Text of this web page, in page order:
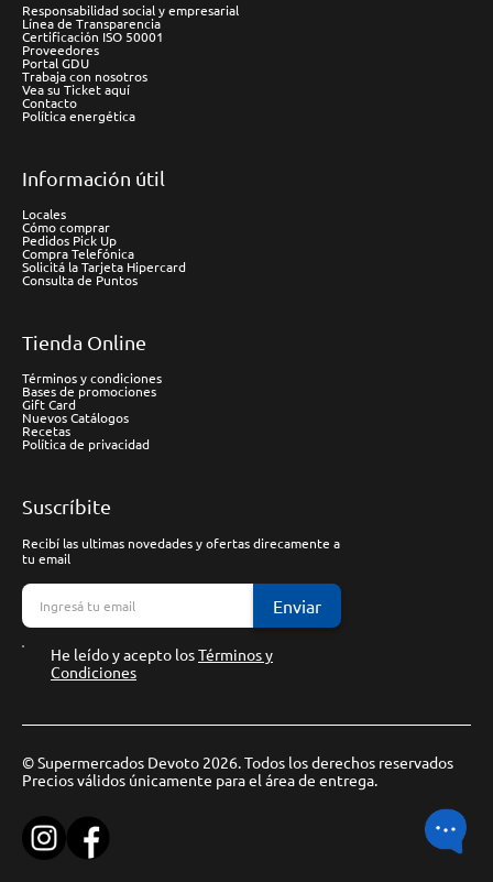
Responsabilidad social y empresarial
Línea de Transparencia
Certificación ISO 50001
Proveedores
Portal GDU
Trabaja con nosotros
Vea su Ticket aquí
Contacto
Política energética
Información útil
Locales
Cómo comprar
Pedidos Pick Up
Compra Telefónica
Solicitá la Tarjeta Hipercard
Consulta de Puntos
Tienda Online
Términos y condiciones
Bases de promociones
Gift Card
Nuevos Catálogos
Recetas
Política de privacidad
Suscríbite
Recibí las ultimas novedades y ofertas direcamente a
tu email
Enviar
He leído y acepto losTérminos y
Condiciones
© Supermercados Devoto 2026. Todos los derechos reservados
Precios válidos únicamente para el área de entrega.